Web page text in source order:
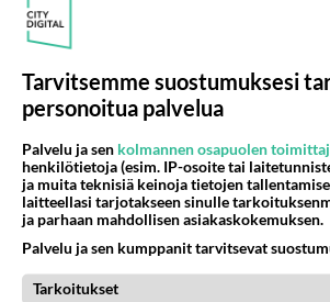
Asumme yhteisessä kämpässä
Olemme pitkään asuneet jo yhdessä
15.09.2016 09:52
AVOERO
Huoltajuuskiista
Mikä siinä voi olla kun ex-avopuoliso
pysty sopimaan tulevan lapsen
yritykset k...
Tarvitsemme suostumuksesi
personoitua palvelua
Palvelu ja sen kolmannen osapuolen
henkilötietoja (esim. IP-osoite tai
ja muita teknisiä keinoja tietojen
laitteellasi tarjotakseen sinulle
ja parhaan mahdollisen asiakaskokemuksen.
Palvelu ja sen kumppanit tarvitsevat
Tarkoitukset